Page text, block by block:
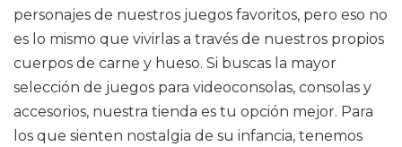
personajes de nuestros juegos favoritos, pero eso no
es lo mismo que vivirlas a través de nuestros propios
cuerpos de carne y hueso. Si buscas la mayor
selección de juegos para videoconsolas, consolas y
accesorios, nuestra tienda es tu opción mejor. Para
los que sienten nostalgia de su infancia, tenemos